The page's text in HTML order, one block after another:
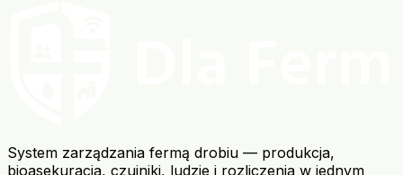
System zarządzania fermą drobiu — produkcja,
bioasekuracja, czujniki, ludzie i rozliczenia w jednym